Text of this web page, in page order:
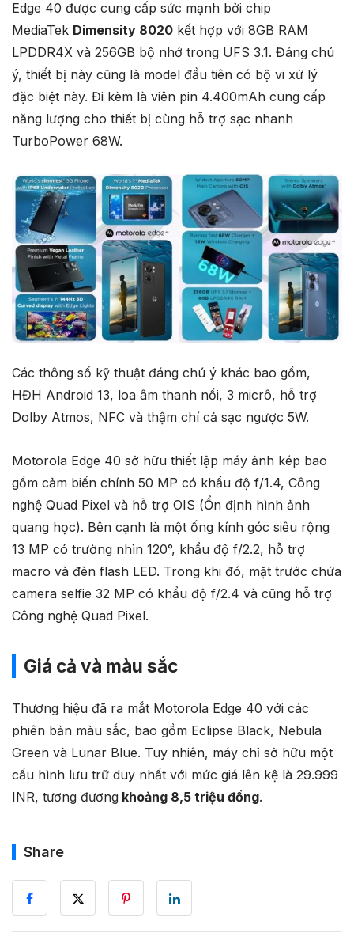
Edge 40 được cung cấp sức mạnh bởi chip
MediaTek Dimensity 8020 kết hợp với 8GB RAM
LPDDR4X và 256GB bộ nhớ trong UFS 3.1. Đáng chú
ý, thiết bị này cũng là model đầu tiên có bộ vi xử lý
đặc biệt này. Đi kèm là viên pin 4.400mAh cung cấp
năng lượng cho thiết bị cùng hỗ trợ sạc nhanh
TurboPower 68W.
Các thông số kỹ thuật đáng chú ý khác bao gồm,
HĐH Android 13, loa âm thanh nổi, 3 micrô, hỗ trợ
Dolby Atmos, NFC và thậm chí cả sạc ngược 5W.
Motorola Edge 40 sở hữu thiết lập máy ảnh kép bao
gồm cảm biến chính 50 MP có khẩu độ f/1.4, Công
nghệ Quad Pixel và hỗ trợ OIS (Ổn định hình ảnh
quang học). Bên cạnh là một ống kính góc siêu rộng
13 MP có trường nhìn 120°, khẩu độ f/2.2, hỗ trợ
macro và đèn flash LED. Trong khi đó, mặt trước chứa
camera selfie 32 MP có khẩu độ f/2.4 và cũng hỗ trợ
Công nghệ Quad Pixel.
Giá cả và màu sắc
Thương hiệu đã ra mắt Motorola Edge 40 với các
phiên bản màu sắc, bao gồm Eclipse Black, Nebula
Green và Lunar Blue. Tuy nhiên, máy chỉ sở hữu một
cấu hình lưu trữ duy nhất với mức giá lên kệ là 29.999
INR, tương đương khoảng 8,5 triệu đồng.
Share